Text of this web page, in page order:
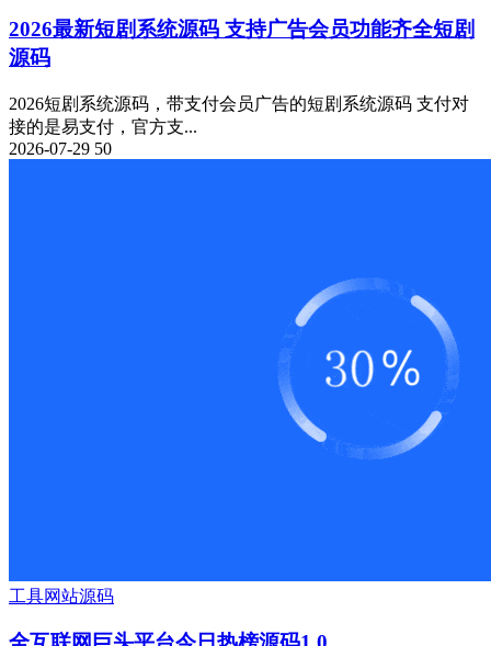
2026最新短剧系统源码 支持广告会员功能齐全短剧
源码
2026短剧系统源码，带支付会员广告的短剧系统源码 支付对
接的是易支付，官方支...
2026-07-29 50
工具网站源码